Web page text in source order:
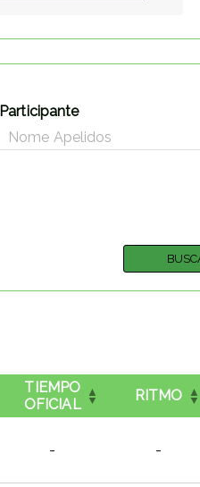
Participante
TIEMPO
OFICIAL
RITMO
- -